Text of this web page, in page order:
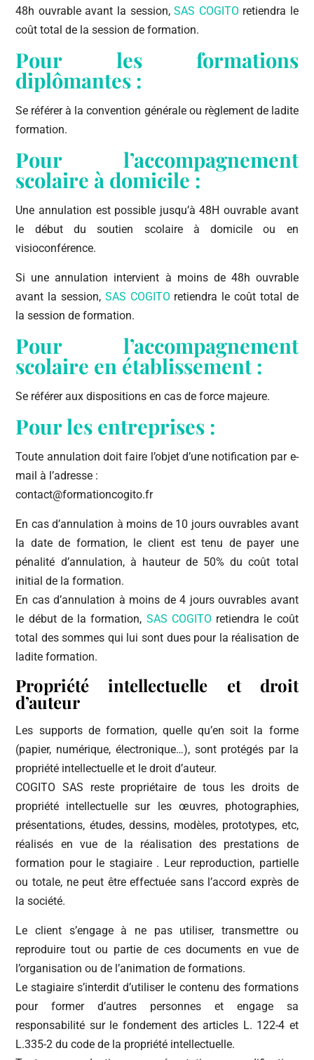
48h ouvrable avant la session,SAS COGITO retiendra le
coût total de la session de formation.
Pour les formations
diplômantes :
Se référer à la convention générale ou règlement de ladite
formation.
Pour l’accompagnement
scolaire à domicile :
Une annulation est possible jusqu’à 48H ouvrable avant
le début du soutien scolaire à domicile ou en
visioconférence.
Si une annulation intervient à moins de 48h ouvrable
avant la session, SAS COGITO retiendra le coût total de
la session de formation.
Pour l’accompagnement
scolaire en établissement :
Se référer aux dispositions en cas de force majeure.
Pour les entreprises :
Toute annulation doit faire l’objet d’une notification par e-
mail à l’adresse :
contact@formationcogito.fr
En cas d’annulation à moins de 10 jours ouvrables avant
la date de formation, le client est tenu de payer une
pénalité d’annulation, à hauteur de 50% du coût total
initial de la formation.
En cas d’annulation à moins de 4 jours ouvrables avant
le début de la formation, SAS COGITO retiendra le coût
total des sommes qui lui sont dues pour la réalisation de
ladite formation.
Propriété intellectuelle et droit
d’auteur
Les supports de formation, quelle qu’en soit la forme
(papier, numérique, électronique…), sont protégés par la
propriété intellectuelle et le droit d’auteur.
COGITO SAS reste propriétaire de tous les droits de
propriété intellectuelle sur les œuvres, photographies,
présentations, études, dessins, modèles, prototypes, etc,
réalisés en vue de la réalisation des prestations de
formation pour le stagiaire . Leur reproduction, partielle
ou totale, ne peut être effectuée sans l’accord exprès de
la société.
Le client s’engage à ne pas utiliser, transmettre ou
reproduire tout ou partie de ces documents en vue de
l’organisation ou de l’animation de formations.
Le stagiaire s’interdit d’utiliser le contenu des formations
pour former d’autres personnes et engage sa
responsabilité sur le fondement des articles L. 122-4 et
L.335-2 du code de la propriété intellectuelle.